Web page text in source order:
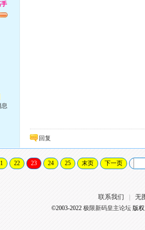
息
回复
22 23 24 25 末页 下一页
联系我们 无
©2003-2022 极限新码皇主论坛版权